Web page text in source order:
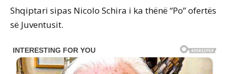
Shqiptari sipas Nicolo Schira i ka thënë “Po” ofertës
së Juventusit.